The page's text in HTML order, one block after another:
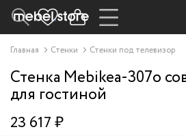
Главная Стенки Стенки под телевизор
Стенка Mebikea-307o
для гостиной
23 617 ₽